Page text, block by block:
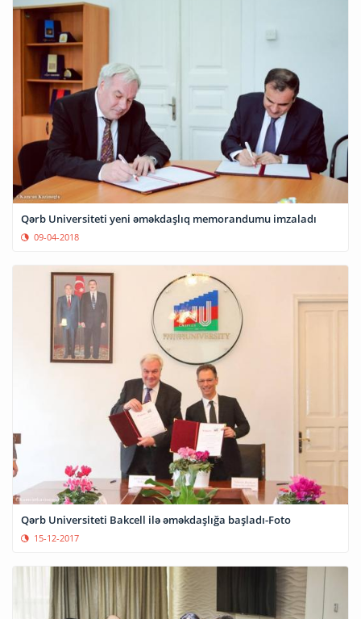
Qərb Universiteti yeni əməkdaşlıq memorandumu imzaladı
09-04-2018
Qərb Universiteti Bakcell ilə əməkdaşlığa başladı-Foto
15-12-2017